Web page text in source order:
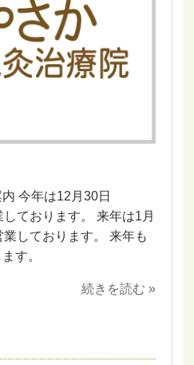
今年は12月30日
ております。 来年は1月
しております。 来年も
す。
続きを読む »